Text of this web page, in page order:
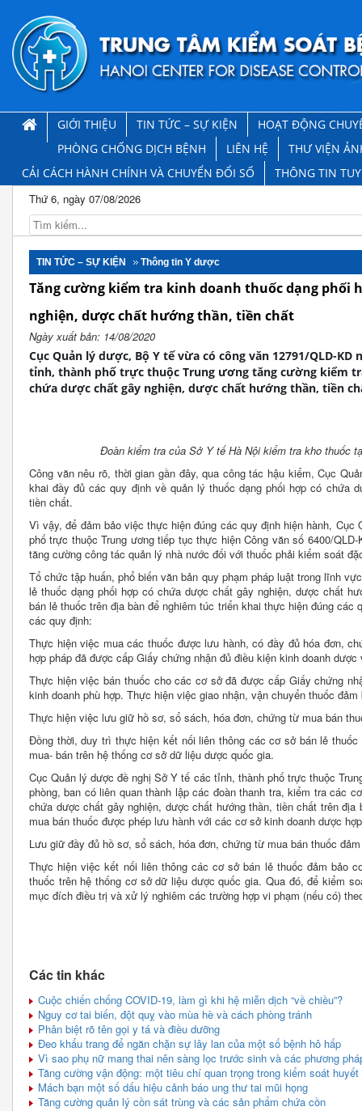
GIỚI THIỆU TIN TỨC – SỰ KIỆN
HOẠT ĐỘNG
PHÒNG CHỐNG DỊCH BỆNH
LIÊN HỆ
THƯ VIỆN
CẢI CÁCH HÀNH CHÍNH VÀ CHUYỂN ĐỔI SỐ
THÔNG TIN
Thứ 6, ngày 07/08/2026
TIN TỨC – SỰ KIỆN Thông tin Y dược
Tăng cường kiểm tra kinh doanh thuốc dạng phối
nghiện, dược chất hướng thần, tiền chất
Ngày xuất bản: 14/08/2020
Cục Quản lý dược, Bộ Y tế vừa có công văn 12791/QLD-KD
tỉnh, thành phố trực thuộc Trung ương tăng cường kiểm
chứa dược chất gây nghiện, dược chất hướng thần, tiền
Đoàn kiểm tra của Sở Y tế Hà Nội kiểm tra kho thuốc
Công văn nêu rõ, thời gian gần đây, qua công tác hậu kiểm, Cục
khai đầy đủ các quy định về quản lý thuốc dạng phối hợp có chứa
tiền chất.
Vì vậy, để đảm bảo việc thực hiện đúng các quy định hiện hành,
phố trực thuộc Trung ương tiếp tục thực hiện Công văn số 6400/
tăng cường công tác quản lý nhà nước đối với thuốc phải kiểm soát
Tổ chức tập huấn, phổ biến văn bản quy phạm pháp luật trong lĩnh
lẻ thuốc dạng phối hợp có chứa dược chất gây nghiện, dược chất
bán lẻ thuốc trên địa bàn để nghiêm túc triển khai thực hiện đúng
các quy định:
Thực hiện việc mua các thuốc được lưu hành, có đầy đủ hóa đơn,
hợp pháp đã được cấp Giấy chứng nhận đủ điều kiện kinh doanh
Thực hiện việc bán thuốc cho các cơ sở đã được cấp Giấy chứng
kinh doanh phù hợp. Thực hiện việc giao nhận, vận chuyển thuốc
Thực hiện việc lưu giữ hồ sơ, sổ sách, hóa đơn, chứng từ mua bán
Đồng thời, duy trì thực hiện kết nối liên thông các cơ sở bán lẻ
mua- bán trên hệ thống cơ sở dữ liệu dược quốc gia.
Cục Quản lý dược đề nghị Sở Y tế các tỉnh, thành phố trực thuộc
phòng, ban có liên quan thành lập các đoàn thanh tra, kiểm tra các
chứa dược chất gây nghiện, dược chất hướng thần, tiền chất trên
mua bán thuốc được phép lưu hành với các cơ sở kinh doanh dược
Lưu giữ đầy đủ hồ sơ, sổ sách, hóa đơn, chứng từ mua bán thuốc
Thực hiện việc kết nối liên thông các cơ sở bán lẻ thuốc đảm bảo
thuốc trên hệ thống cơ sở dữ liệu dược quốc gia. Qua đó, để kiểm
mục đích điều trị và xử lý nghiêm các trường hợp vi phạm (nếu có)
Các tin khác
Cuộc chiến chống COVID-19, làm gì khi hệ miễn dịch “về chiều”?
Nguy cơ tai biến, đột quỵ vào mùa hè và cách phòng tránh
Phân biệt rõ tên gọi y tá và điều dưỡng
Đeo khẩu trang để ngăn chặn sự lây lan của một số bệnh hô hấp
Vì sao phụ nữ mang thai nên sàng lọc trước sinh và các phương
Tăng cường vận động: một tiêu chí quan trọng trong kiểm soát huyết
Mách bạn một số dấu hiệu cảnh báo ung thư tai mũi họng
Tăng cường quản lý cồn sát trùng và các sản phẩm chứa cồn